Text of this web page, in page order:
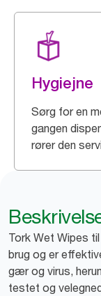
Hygiejne
Sørg for en
gangen
rører den
Tork Wet Wipes
brug og er
gær og virus,
testet og